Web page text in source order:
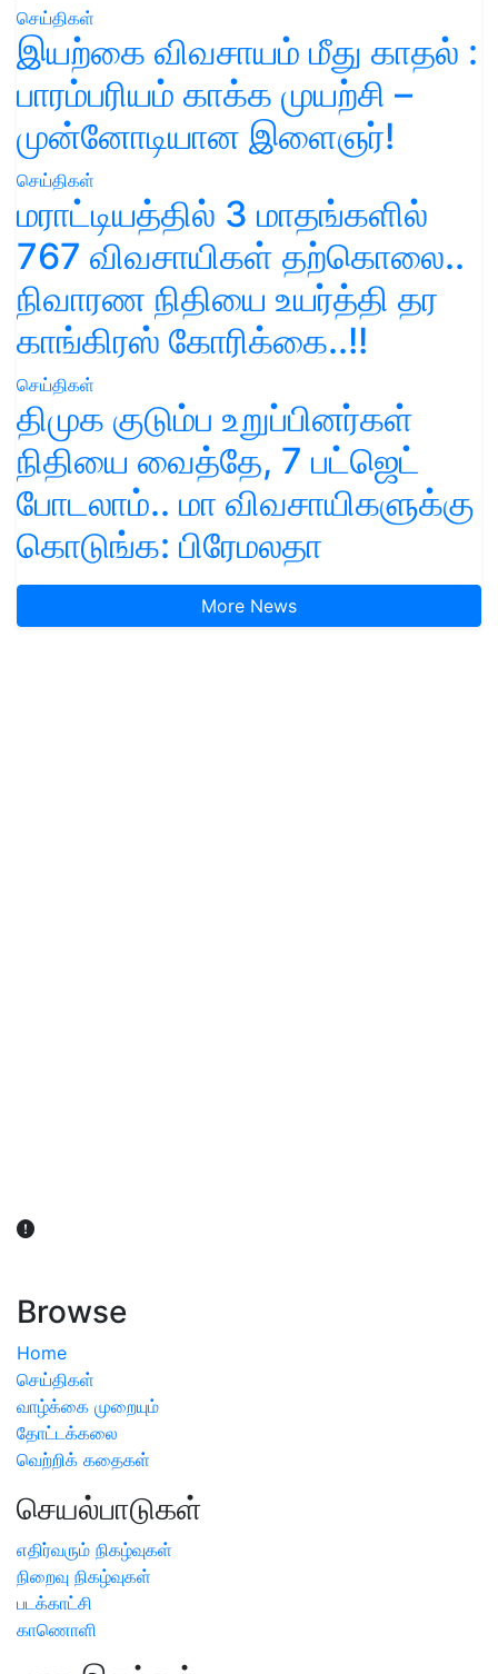
செய்திகள்
இயற்கை விவசாயம் மீது காதல் :
பாரம்பரியம் காக்க முயற்சி –
முன்னோடியான இளைஞர்!
செய்திகள்
மராட்டியத்தில் 3 மாதங்களில்
767 விவசாயிகள் தற்கொலை..
நிவாரண நிதியை உயர்த்தி தர
காங்கிரஸ் கோரிக்கை..!!
செய்திகள்
திமுக குடும்ப உறுப்பினர்கள்
நிதியை வைத்தே, 7 பட்ஜெட்
போடலாம்.. மா விவசாயிகளுக்கு
கொடுங்க: பிரேமலதா
More News
Browse
Home
செய்திகள்
வாழ்க்கை முறையும்
தோட்டக்கலை
வெற்றிக் கதைகள்
செயல்பாடுகள்
எதிர்வரும் நிகழ்வுகள்
நிறைவு நிகழ்வுகள்
படக்காட்சி
காணொளி